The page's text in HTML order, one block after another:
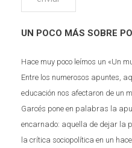
UN POCO MÁS SOBRE
Hace muy poco leímos un «Un
Entre los numerosos apuntes,
educación nos afectaron de un
Garcés pone en palabras la
encarnado: aquella de dejar la
la crítica sociopolítica en un